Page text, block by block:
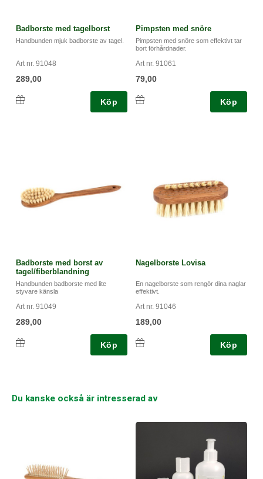
Badborste med tagelborst
Handbunden mjuk badborste av tagel.
Art nr. 91048
289,00
Köp
Pimpsten med snöre
Pimpsten med snöre som effektivt tar
bort förhårdnader.
Art nr. 91061
79,00
Köp
Badborste med borst av
tagel/fiberblandning
Handbunden badborste med lite
styvare känsla
Art nr. 91049
289,00
Köp
Nagelborste Lovisa
En nagelborste som rengör dina naglar
effektivt.
Art nr. 91046
189,00
Köp
Du kanske också är intresserad av